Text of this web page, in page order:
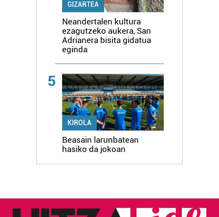
GIZARTEA
Neandertalen kultura
ezagutzeko aukera, San
Adrianera bisita gidatua
eginda
5
KIROLA
Beasain larunbatean
hasiko da jokoan